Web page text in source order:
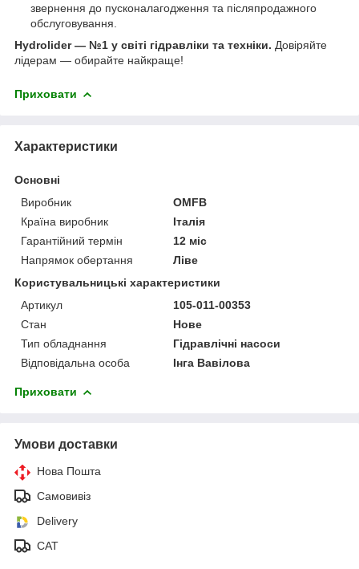
звернення до пусконалагодження та післяпродажного
обслуговування.
Hydrolider — №1 у світі гідравліки та техніки. Довіряйте
лідерам — обирайте найкраще!
Приховати
Характеристики
Основні
Виробник
OMFB
Країна виробник
Італія
Гарантійний термін
12 міс
Напрямок обертання
Ліве
Користувальницькі характеристики
Артикул
105-011-00353
Стан
Нове
Тип обладнання
Гідравлічні насоси
Відповідальна особа
Інга Вавілова
Приховати
Умови доставки
Нова Пошта
Самовивіз
Delivery
САТ